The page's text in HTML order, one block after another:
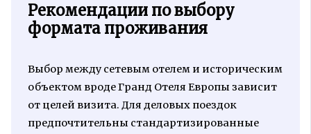
Рекомендации по выбору
формата проживания
Выбор между сетевым отелем и историческим
объектом вроде Гранд Отеля Европы зависит
от целей визита. Для деловых поездок
предпочтительны стандартизированные